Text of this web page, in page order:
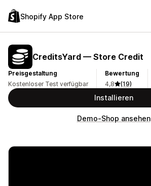
Shopify App Store
CreditsYard — Store Credit
Preisgestaltung
Kostenloser Test verfügbar
Bewertung
4,8
(19)
Installieren
Demo-Shop ansehen